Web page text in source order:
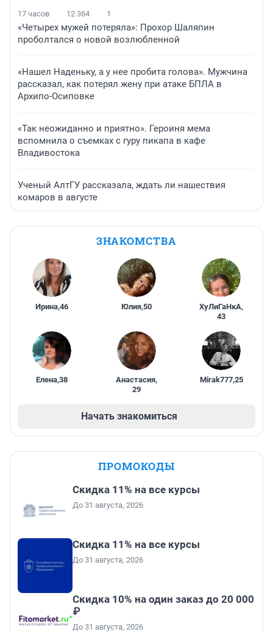
17 часов 12 364 1
«Четырех мужей потеряла»: Прохор Шаляпин
проболтался о новой возлюбленной
«Нашел Наденьку, а у нее пробита голова». Мужчина
рассказал, как потерял жену при атаке БПЛА в
Архипо-Осиповке
«Так неожиданно и приятно». Героиня мема
вспомнила о съемках с гуру пикапа в кафе
Владивостока
Ученый АлтГУ рассказала, ждать ли нашествия
комаров в августе
ЗНАКОМСТВА
Ирина,46 Юлия,50 ХуЛиГаНкА,
43
Елена,38 Анастасия,
29
Mirak777,25
Начать знакомиться
ПРОМОКОДЫ
Скидка 11% на все курсы
До 31 августа, 2026
Скидка 11% на все курсы
До 31 августа, 2026
Скидка 10% на один заказ до 20 000
₽
До 31 августа, 2026